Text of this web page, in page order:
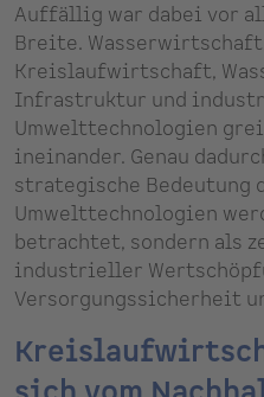
Auffällig war dabei vor
Breite.
Kreislaufwirtschaft,
Infrastruktur und
Umwelttechnologien
ineinander. Genau
strategische Bedeutung
Umwelttechnologien
betrachtet, sondern als
industrieller
Versorgungssicherheit